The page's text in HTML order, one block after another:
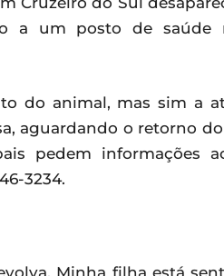
a um posto de saúde
do animal, mas sim a
aguardando o retorno
pedem informações
3234.